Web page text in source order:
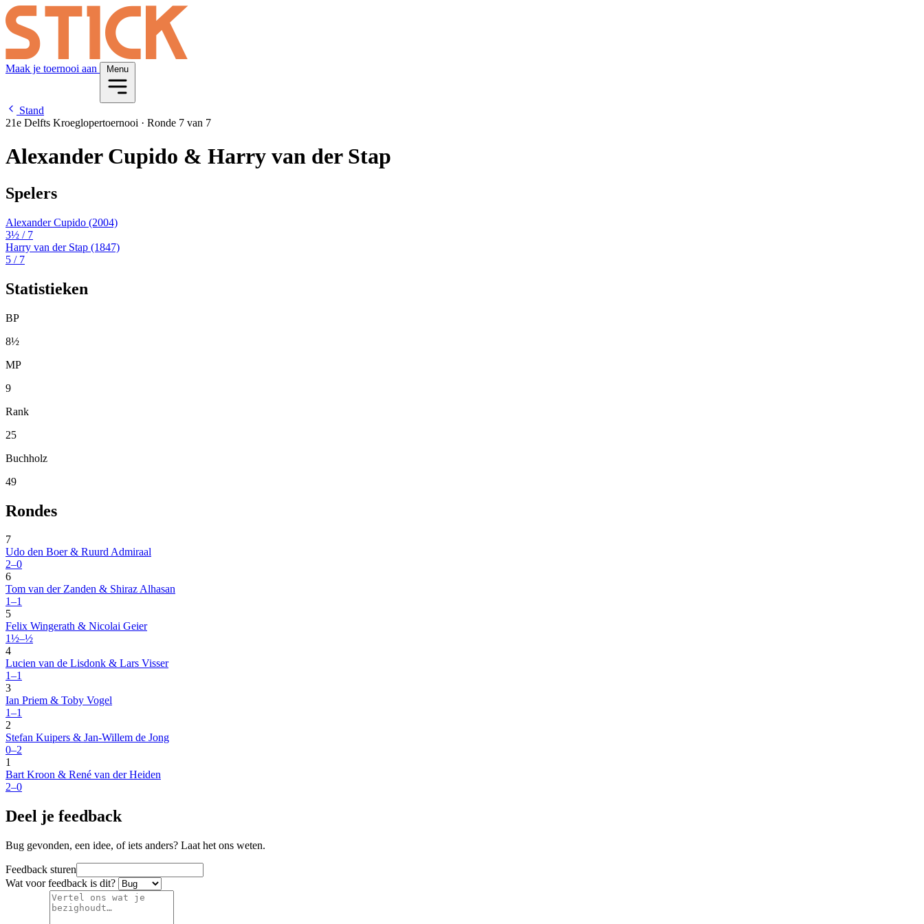
Maak je toernooi aan Menu
Stand
21e Delfts Kroeglopertoernooi · Ronde 7 van 7
Alexander Cupido & Harry van der Stap
Spelers
Alexander Cupido (2004)
3½ / 7
Harry van der Stap (1847)
5 / 7
Statistieken
BP
8½
MP
9
Rank
25
Buchholz
49
Rondes
7
Udo den Boer & Ruurd Admiraal
2–0
6
Tom van der Zanden & Shiraz Alhasan
1–1
5
Felix Wingerath & Nicolai Geier
1½–½
4
Lucien van de Lisdonk & Lars Visser
1–1
3
Ian Priem & Toby Vogel
1–1
2
Stefan Kuipers & Jan-Willem de Jong
0–2
1
Bart Kroon & René van der Heiden
2–0
Deel je feedback
Bug gevonden, een idee, of iets anders? Laat het ons weten.
Feedback sturen
Wat voor feedback is dit?